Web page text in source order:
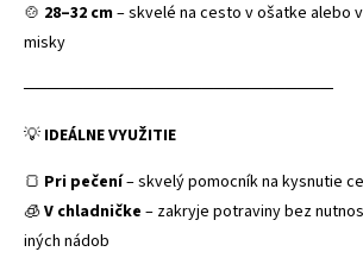
🍲 28–32 cm– skvelé na cesto v ošatke alebo
misky
──────────────────────────
💡 IDEÁLNE VYUŽITIE
🍞 Pri pečení– skvelý pomocník na kysnutie
🧊V chladničke – zakryje potraviny bez
iných nádob